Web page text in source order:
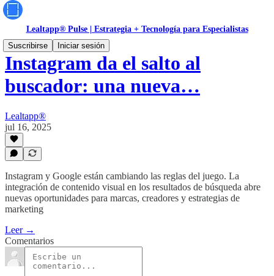
Lealtapp® Pulse | Estrategia + Tecnología para Especialistas
Suscribirse
Iniciar sesión
Instagram da el salto al
buscador: una nueva…
Lealtapp®
jul 16, 2025
Instagram y Google están cambiando las reglas del juego. La
integración de contenido visual en los resultados de búsqueda abre
nuevas oportunidades para marcas, creadores y estrategias de
marketing
Leer →
Comentarios